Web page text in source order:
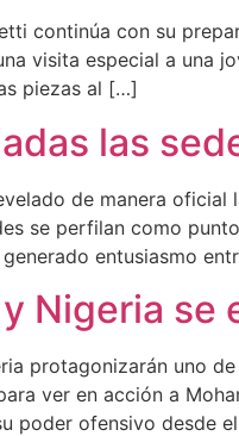
continúa con su
visita especial a una
piezas al […]
las
de manera
se perfilan como
generado entusiasmo
Nigeria se
protagonizarán uno
ver en acción a
poder ofensivo desde